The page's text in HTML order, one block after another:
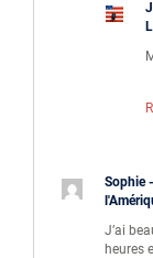
Sophie
J’ai
heures